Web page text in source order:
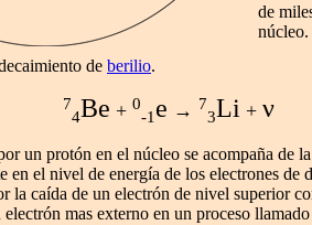
de
núcleo.
de berilio.
7
4Be + 0
-1 e → 7
3Li+ ν
un protón en el núcleo se acompaña de
en el nivel de energía de los electrones de
la caída de un electrón de nivel superior
mas externo en un proceso